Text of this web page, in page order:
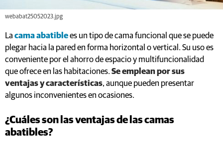
webabat25052023.jpg
La cama abatiblees un tipo de cama funcional que se puede
plegar hacia la pared en forma horizontal o vertical. Su uso es
conveniente por el ahorro de espacio y multifuncionalidad
que ofrece en las habitaciones. Se emplean por sus
ventajas y características, aunque pueden presentar
algunos inconvenientes en ocasiones.
¿Cuáles son las ventajas de las camas
abatibles?